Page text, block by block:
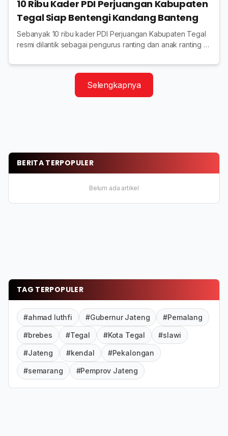
10 Ribu Kader PDI Perjuangan Kabupaten
Tegal Siap Bentengi Kandang Banteng
Sebanyak 10 ribu kader PDI Perjuangan Kabupaten Tegal
resmi dilantik sebagai pengurus ranting dan anak ranting di
menghadapi Pemilu 2029.
Selengkapnya
BERITA TERPOPULER
Belum ada artikel
TAG TERPOPULER
#ahmad luthfi #Gubernur Jateng #Pemalang
#brebes #Tegal #Kota Tegal #slawi
#Jateng #kendal #Pekalongan
#semarang #Pemprov Jateng